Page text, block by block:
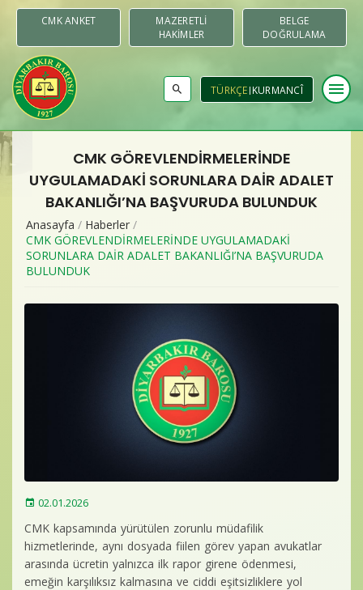
CMK ANKET
MAZERETLI
HAKIMLER
BELGE
DOĞRULAMA
TÜRKÇE KURMANCÎ menu
Merkezler & Komisyonlar
Raporlar
Baro Bültenleri
CMK GÖREVLENDİRMELERİNDE
UYGULAMADAKİ SORUNLARA DAİR ADALET
BAKANLIĞI’NA BAŞVURUDA BULUNDUK
Anasayfa / Haberler /
CMK GÖREVLENDİRMELERİNDE UYGULAMADAKİ
SORUNLARA DAİR ADALET BAKANLIĞI’NA BAŞVURUDA
BULUNDUK
02.01.2026
CMK kapsamında yürütülen zorunlu müdafilik
hizmetlerinde, aynı dosyada fiilen görev yapan avukatlar
arasında ücretin yalnızca ilk rapor girene ödenmesi,
emeğin karşılıksız kalmasına ve ciddi eşitsizliklere yol